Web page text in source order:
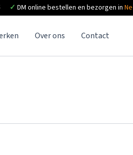
✓ DM online bestellen en bezorgen in
Over ons Contact